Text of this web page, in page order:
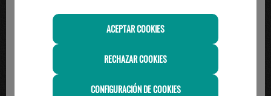
ACEPTAR COOKIES
RECHAZAR COOKIES
CONFIGURACIÓN DE COOKIES